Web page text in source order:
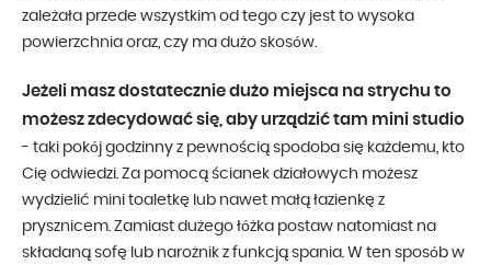
zależała przede wszystkim od tego czy jest to wysoka
powierzchnia oraz, czy ma dużo skosów.
Jeżeli masz dostatecznie dużo miejsca na strychu to
możesz zdecydować się, aby urządzić tam mini studio
- taki pokój godzinny z pewnością spodoba się każdemu, kto
Cię odwiedzi. Za pomocą ścianek działowych możesz
wydzielić mini toaletkę lub nawet małą łazienkę z
prysznicem. Zamiast dużego łóżka postaw natomiast na
składaną sofę lub narożnik z funkcją spania. W ten sposób w